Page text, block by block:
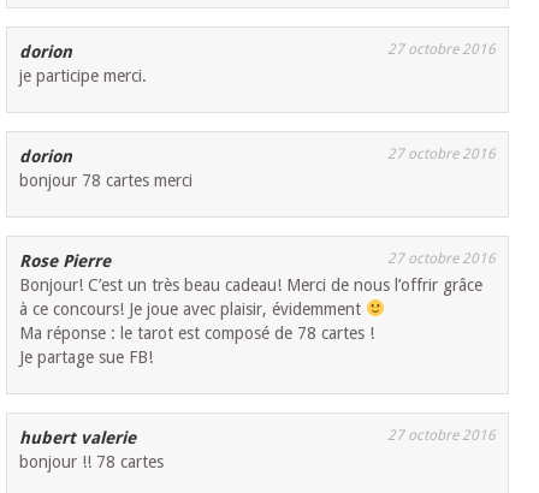
dorion 27 octobre 2016
je participe merci.
dorion 27 octobre 2016
bonjour 78 cartes merci
Rose Pierre 27 octobre 2016
Bonjour! C’est un très beau cadeau! Merci de nous l’offrir grâce
à ce concours! Je joue avec plaisir, évidemment
Ma réponse : le tarot est composé de 78 cartes !
Je partage sue FB!
hubert valerie 27 octobre 2016
bonjour !! 78 cartes